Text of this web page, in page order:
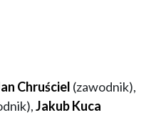
Chruściel (zawodnik),
Jakub Kuca